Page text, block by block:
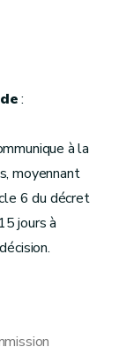
:
à la
moyennant
6 du décret
jours à